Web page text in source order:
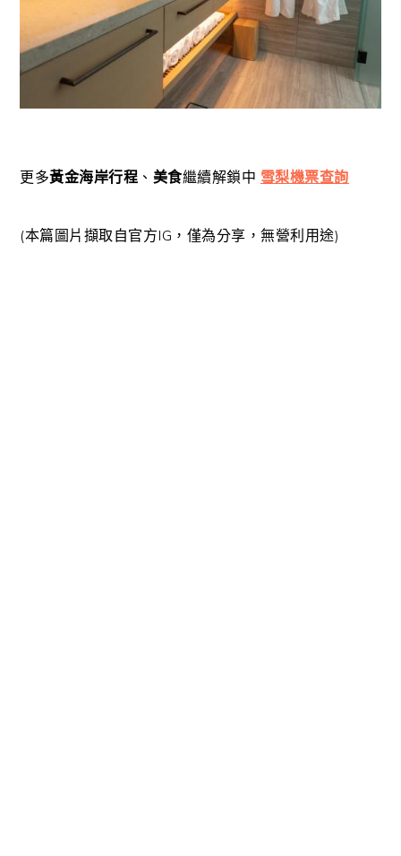
更多黃金海岸行程 、 美食繼續解鎖中 雪梨機票查詢
(本篇圖片擷取自官方IG，僅為分享，無營利用途)